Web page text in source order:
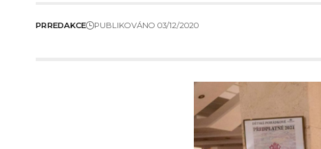
PRREDAKCE PUBLIKOVÁNO 03/12/2020